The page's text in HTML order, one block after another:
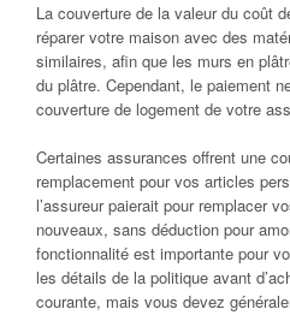
La couverture de la valeur du coût
réparer votre maison avec des
similaires, afin que les murs en
du plâtre. Cependant, le paiement
couverture de logement de votre
Certaines assurances offrent une
remplacement pour vos articles
l’assureur paierait pour remplacer
nouveaux, sans déduction pour
fonctionnalité est importante pour
les détails de la politique avant
courante, mais vous devez